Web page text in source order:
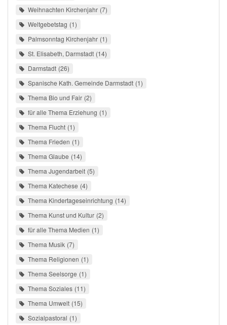
Weihnachten Kirchenjahr 7
Weltgebetstag 1
Palmsonntag Kirchenjahr 1
St. Elisabeth, Darmstadt 14
Darmstadt 26
Spanische Kath. Gemeinde Darmstadt 1
Thema Bio und Fair 2
für alle Thema Erziehung 1
Thema Flucht 1
Thema Frieden 1
Thema Glaube 14
Thema Jugendarbeit 5
Thema Katechese 4
Thema Kindertageseinrichtung 14
Thema Kunst und Kultur 2
für alle Thema Medien 1
Thema Musik 7
Thema Religionen 1
Thema Seelsorge 1
Thema Soziales 11
Thema Umwelt 15
Sozialpastoral 1